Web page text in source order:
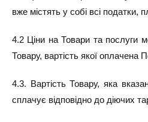
вже містять у собі всі
4.2 Ціни на Товари та послуги
Товару, вартість якої
4.3. Вартість Товару, яка
сплачує відповідно до діючих